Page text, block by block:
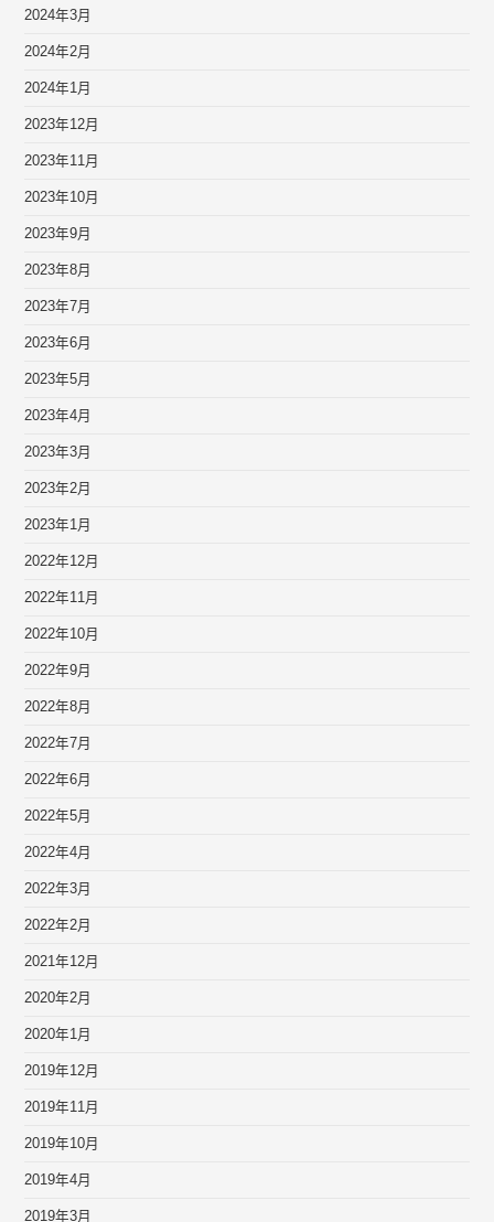
2024年3月
2024年2月
2024年1月
2023年12月
2023年11月
2023年10月
2023年9月
2023年8月
2023年7月
2023年6月
2023年5月
2023年4月
2023年3月
2023年2月
2023年1月
2022年12月
2022年11月
2022年10月
2022年9月
2022年8月
2022年7月
2022年6月
2022年5月
2022年4月
2022年3月
2022年2月
2021年12月
2020年2月
2020年1月
2019年12月
2019年11月
2019年10月
2019年4月
2019年3月